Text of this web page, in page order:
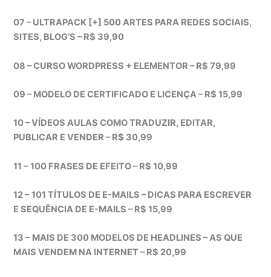
07 – ULTRAPACK [+] 500 ARTES PARA REDES SOCIAIS,
SITES, BLOG’S – R$ 39,90
08 – CURSO WORDPRESS + ELEMENTOR – R$ 79,99
09 – MODELO DE CERTIFICADO E LICENÇA – R$ 15,99
10 – VÍDEOS AULAS COMO TRADUZIR, EDITAR,
PUBLICAR E VENDER – R$ 30,99
11 – 100 FRASES DE EFEITO – R$ 10,99
12 – 101 TÍTULOS DE E-MAILS – DICAS PARA ESCREVER
E SEQUÊNCIA DE E-MAILS – R$ 15,99
13 – MAIS DE 300 MODELOS DE HEADLINES – AS QUE
MAIS VENDEM NA INTERNET – R$ 20,99